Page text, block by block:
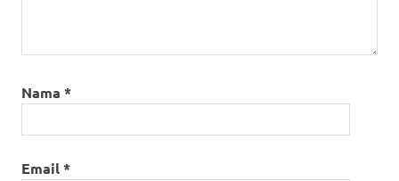
Nama *
Email*